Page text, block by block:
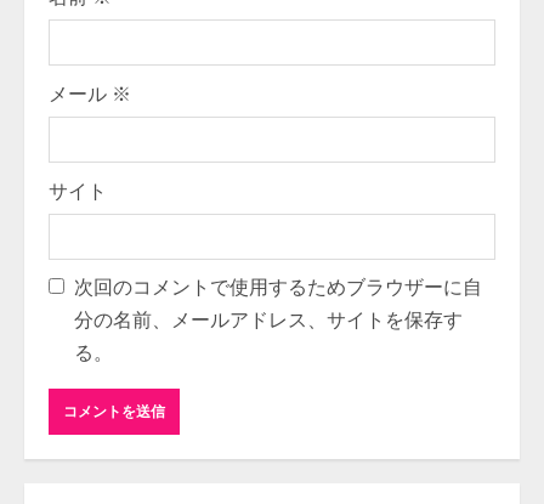
メール ※
サイト
次回のコメントで使用するためブラウザーに自
分の名前、メールアドレス、サイトを保存す
る。